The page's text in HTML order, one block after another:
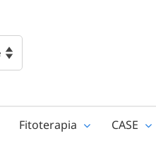
Fitoterapia CASE